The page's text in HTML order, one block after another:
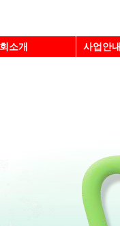
소개 사업안내